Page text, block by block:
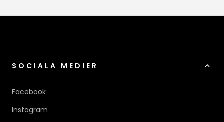
SOCIALA MEDIER
Facebook
Instagram